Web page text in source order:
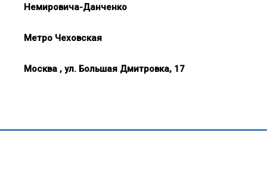
Немировича-Данченко
Метро Чеховская
Москва , ул. Большая Дмитровка, 17